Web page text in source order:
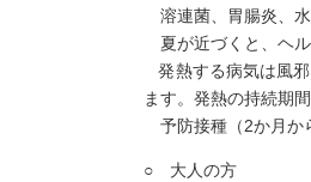
溶連菌、胃腸炎、水
夏が近づくと、ヘ
発熱する病気は風
ます。発熱の持続期
予防接種（2か月か
○ 大人の方